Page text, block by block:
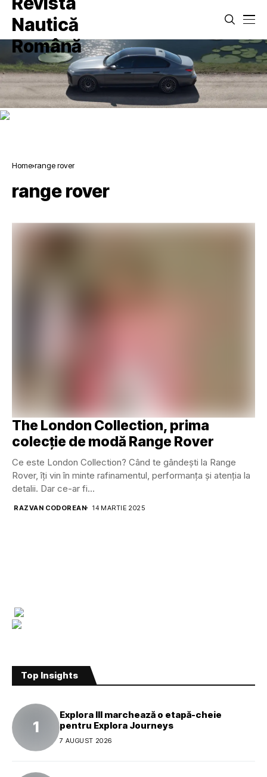
Home range rover
range rover
The London Collection, prima
colecție de modă Range Rover
Ce este London Collection? Când te gândești la Range
Rover, îți vin în minte rafinamentul, performanța și atenția la
detalii. Dar ce-ar fi...
RAZVAN CODOREAN 14 MARTIE 2025
Top Insights
Explora III marchează o etapă-cheie
pentru Explora Journeys
7 AUGUST 2026